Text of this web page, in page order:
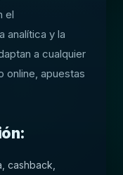
el
analítica y la
a cualquier
online, apuestas
cashback,